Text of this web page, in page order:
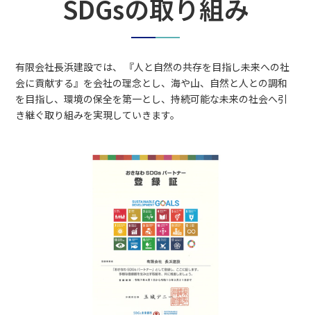
SDGsの取り組み
有限会社長浜建設では、 『人と自然の共存を目指し未来への社
会に貢献する』を会社の理念とし、海や山、自然と人との調和
を目指し、環境の保全を第一とし、持続可能な未来の社会へ引
き継ぐ取り組みを実現していきます。